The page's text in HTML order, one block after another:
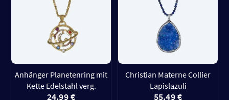
Anhänger Planetenring mit
Kette Edelstahl verg.
24,99 €
Christian Materne Collier
Lapislazuli
55,49 €